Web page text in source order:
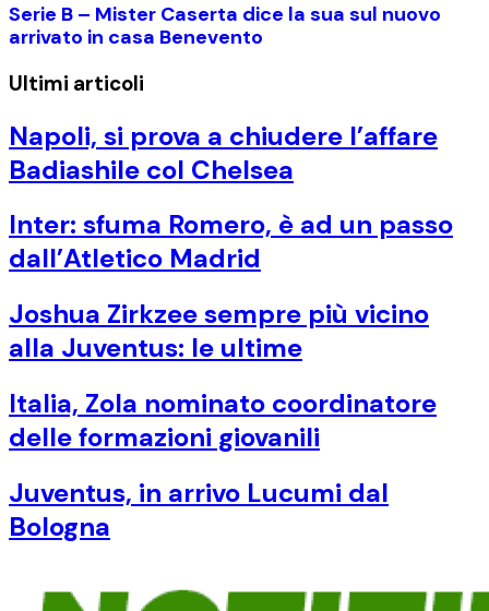
Serie B – Mister Caserta dice la sua sul nuovo
arrivato in casa Benevento
Ultimi articoli
Napoli, si prova a chiudere l’affare
Badiashile col Chelsea
Inter: sfuma Romero, è ad un passo
dall’Atletico Madrid
Joshua Zirkzee sempre più vicino
alla Juventus: le ultime
Italia, Zola nominato coordinatore
delle formazioni giovanili
Juventus, in arrivo Lucumi dal
Bologna